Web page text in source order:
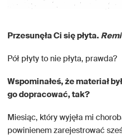
Przesunęła Ci się płyta.
Pół płyty to nie płyta, prawda?
Wspominałeś, że materiał
go dopracować, tak?
Miesiąc, który wyjęła mi
powinienem zarejestrować